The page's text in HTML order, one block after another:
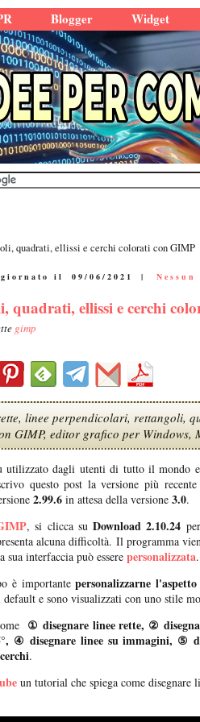
Blogger Widget
quadrati, ellissi e cerchi colorati con GIMP
il 09/06/2021 | Nessun
quadrati, ellissi e cerchi
gimp
linee perpendicolari, rettangoli,
GIMP, editor grafico per Windows,
dagli utenti di tutto il mondo
questo post la versione più
2.99.6 in attesa della versione 3.0.
, si clicca suDownload 2.10.24
alcuna difficoltà. Il programma
interfaccia può essere personalizzata.
è importantepersonalizzarne l'aspetto
e sono visualizzati con uno stile
① disegnare linee rette, ②
④ disegnare linee su immagini, ⑤
.
un tutorial che spiega come disegnare